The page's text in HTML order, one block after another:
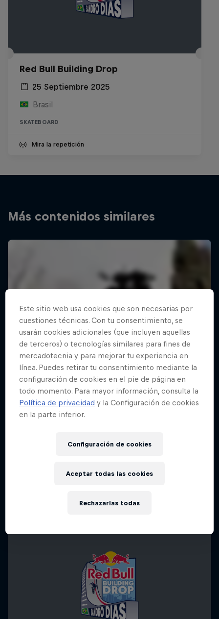
Red Bull Building Drop
25 Septiembre 2025
Brasil
SKATEBOARD
Mira la repetición
Más contenidos similares
Este sitio web usa cookies que son necesarias por
cuestiones técnicas. Con tu consentimiento, se
usarán cookies adicionales (que incluyen aquellas
de terceros) o tecnologías similares para fines de
mercadotecnia y para mejorar tu experiencia en
línea. Puedes retirar tu consentimiento mediante la
configuración de cookies en el pie de página en
todo momento. Para mayor información, consulta la
Política de privacidad y la Configuración de cookies
en la parte inferior.
Configuración de cookies
Rechazarlas todas
Aceptar todas las cookies